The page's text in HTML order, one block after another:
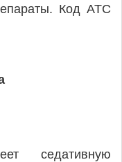
Код АТС
седативную